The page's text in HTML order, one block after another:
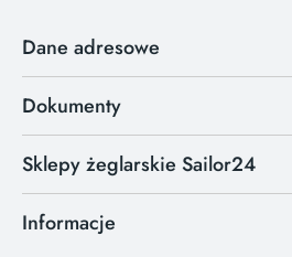
Dane adresowe
Dokumenty
Sklepy żeglarskie Sailor24
Informacje